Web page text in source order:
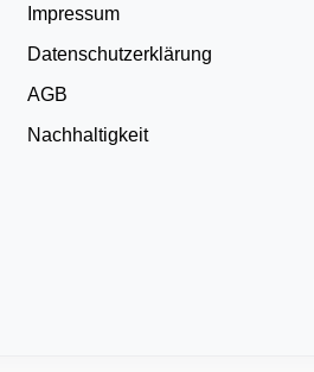
Impressum
Datenschutzerklärung
AGB
Nachhaltigkeit